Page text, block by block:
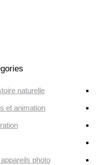
naturelle
et animation
photo